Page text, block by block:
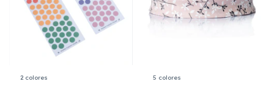
2 colores 5 colores